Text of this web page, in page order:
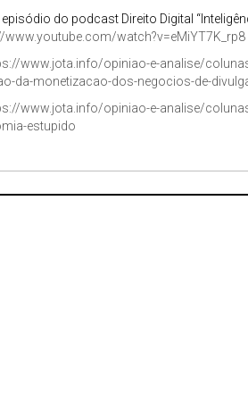
episódio do podcast Direito Digital
www.youtube.com/watch?v=eMiYT7K_rp8
www.jota.info/opiniao-e-analise/
da-monetizacao-dos-negocios-de-
www.jota.info/opiniao-e-analise/
estupido